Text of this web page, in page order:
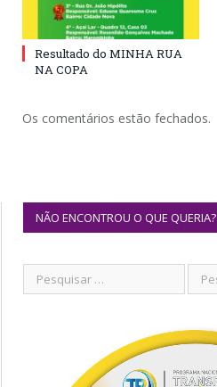
Resultado do MINHA RUA
NA COPA
Os comentários estão fechados.
NÃO ENCONTROU O QUE QUERIA?